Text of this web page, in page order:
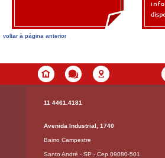
voltar à página anterior
11 4461.4181
Avenida Industrial, 1740
Bairro Campestre
Santo André - SP - Cep 09080-501